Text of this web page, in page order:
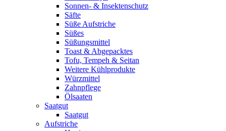
Sonnen- & Insektenschutz
Säfte
Süße Aufstriche
Süßes
Süßungsmittel
Toast & Abgepacktes
Tofu, Tempeh & Seitan
Weitere Kühlprodukte
Würzmittel
Zahnpflege
Ölsaaten
Saatgut
Saatgut
Aufstriche